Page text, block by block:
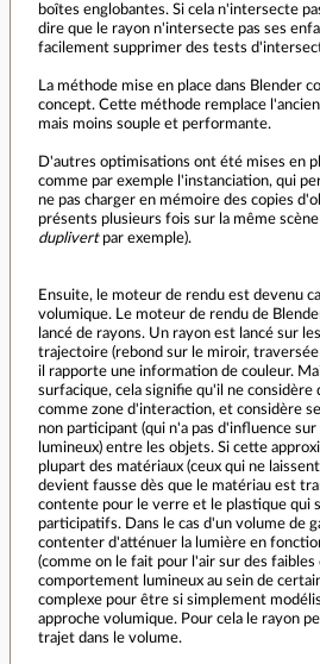
boîtes englobantes. Si cela n'intersecte
dire que le rayon n'intersecte pas ses
facilement supprimer des tests
La méthode mise en place dans Blender
concept. Cette méthode remplace l'ancien
mais moins souple et performante.
D'autres optimisations ont été mises en
comme par exemple l'instanciation, qui
ne pas charger en mémoire des copies
présents plusieurs fois sur la même
duplivertpar exemple).
Ensuite, le moteur de rendu est devenu
volumique. Le moteur de rendu de
lancé de rayons. Un rayon est lancé sur
trajectoire (rebond sur le miroir,
il rapporte une information de couleur.
surfacique, cela signifie qu'il ne considère
comme zone d'interaction, et considère
non participant (qui n'a pas d'influence
lumineux) entre les objets. Si cette
plupart des matériaux (ceux qui ne
devient fausse dès que le matériau est
contente pour le verre et le plastique qui
participatifs. Dans le cas d'un volume de
contenter d'atténuer la lumière en
(comme on le fait pour l'air sur des faibles
comportement lumineux au sein de
complexe pour être si simplement
approche volumique. Pour cela le rayon
trajet dans le volume.